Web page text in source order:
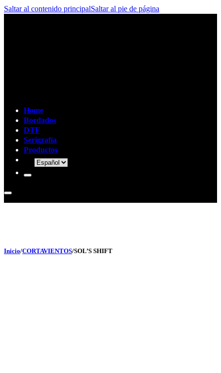
Saltar al contenido principalSaltar al pie de página
Home
Bordados
DTF
Serigrafía
Productos
Inicio/CORTAVIENTOS/SOL’S SHIFT